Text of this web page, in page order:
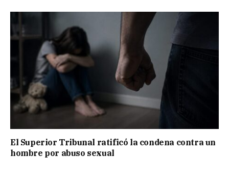
El Superior Tribunal ratificó la condena contra un
hombre por abuso sexual